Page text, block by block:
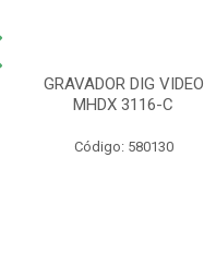
GRAVADOR DIG VIDEO
MHDX 3116-C
Código: 580130